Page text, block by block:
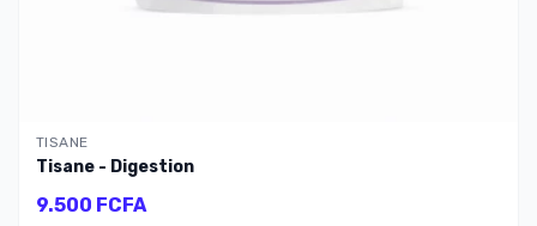
TISANE
Tisane - Digestion
9.500 FCFA